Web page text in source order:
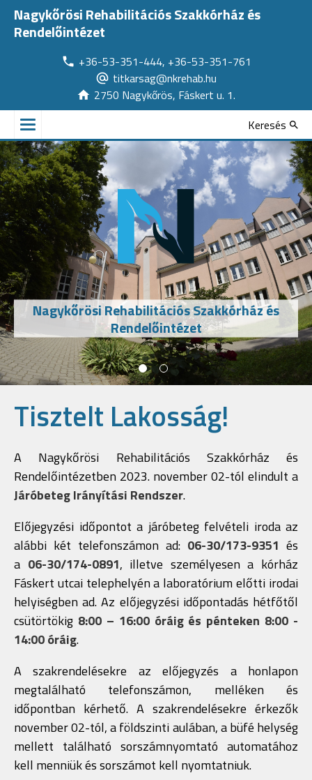
Nagykőrösi Rehabilitációs Szakkórház és
Rendelőintézet
+36-53-351-444, +36-53-351-761
titkarsag@nkrehab.hu
2750 Nagykőrös, Fáskert u. 1.
Keresés
Nagykőrösi Rehabilitációs Szakkórház és
Rendelőintézet
Tisztelt Lakosság!
A Nagykőrösi Rehabilitációs Szakkórház és
Rendelőintézetben 2023. november 02-tól elindult a
Járóbeteg Irányítási Rendszer.
Előjegyzési időpontot a járóbeteg felvételi iroda az
alábbi két telefonszámon ad: 06-30/173-9351 és
a 06-30/174-0891, illetve személyesen a kórház
Fáskert utcai telephelyén a laboratórium előtti irodai
helyiségben ad. Az előjegyzési időpontadás hétfőtől
csütörtökig 8:00 – 16:00 óráig és pénteken 8:00 -
14:00 óráig.
A szakrendelésekre az előjegyzés a honlapon
megtalálható telefonszámon, melléken és
időpontban kérhető. A szakrendelésekre érkezők
november 02-tól, a földszinti aulában, a büfé helység
mellett található sorszámnyomtató automatához
kell menniük és sorszámot kell nyomtatniuk.